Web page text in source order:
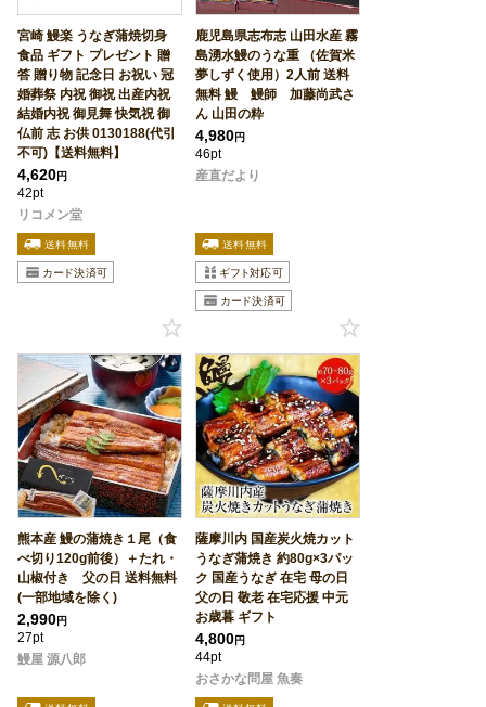
宮崎 鰻楽 うなぎ蒲焼切身
食品 ギフト プレゼント 贈
答 贈り物 記念日 お祝い 冠
婚葬祭 内祝 御祝 出産内祝
結婚内祝 御見舞 快気祝 御
仏前 志 お供 0130188(代引
不可)【送料無料】
4,620円
42pt
リコメン堂
鹿児島県志布志 山田水産 霧
島湧水鰻のうな重 （佐賀米
夢しずく使用）2人前 送料
無料 鰻 鰻師 加藤尚武さ
ん 山田の粋
4,980円
46pt
産直だより
熊本産 鰻の蒲焼き１尾（食
べ切り120g前後）＋たれ・
山椒付き 父の日 送料無料
(一部地域を除く)
2,990円
27pt
鰻屋 源八郎
薩摩川内 国産炭火焼カット
うなぎ蒲焼き 約80g×3パッ
ク 国産うなぎ 在宅 母の日
父の日 敬老 在宅応援 中元
お歳暮 ギフト
4,800円
44pt
おさかな問屋 魚奏